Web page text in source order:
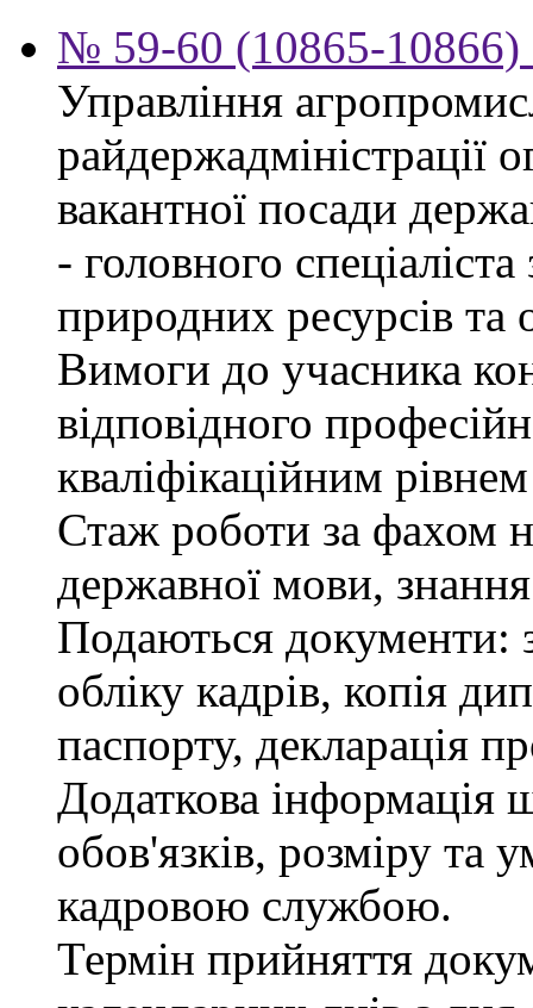
№ 59-60 (10865-10866)
Управління
райдержадміністрації
вакантної посади
- головного
природних ресурсів та
Вимоги до учасника
відповідного
кваліфікаційним
Стаж роботи за фахом
державної мови,
Подаються документи:
обліку кадрів, копія
паспорту, декларація
Додаткова інформація
обов'язків, розміру та
кадровою службою.
Термін прийняття